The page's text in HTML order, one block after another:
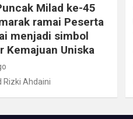
Milad ke-45
ramai Peserta
menjadi simbol
Kemajuan Uniska
Rizki Ahdaini